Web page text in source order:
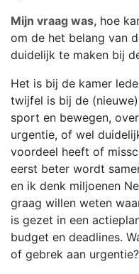
Mijn vraag was, hoe
om de het belang van
duidelijk te maken bij
Het is bij de kamer
twijfel is bij de
sport en bewegen,
urgentie, of wel
voordeel heeft of
eerst beter wordt
en ik denk miljoenen
graag willen weten
is gezet in een
budget en deadlines.
of gebrek aan urgentie?